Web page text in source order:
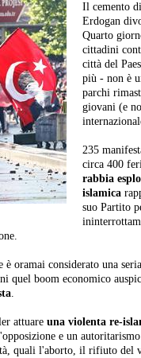
Il cemento
Erdogan
Quarto
cittadini
città del
più - non è
parchi
giovani (e
235
circa 400
rabbia
islamica
suo Partito
oramai considerato una
quel boom economico
.
attuare una violenta re-
e un
quali l'aborto, il rifiuto del